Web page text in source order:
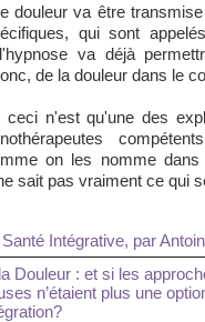
douleur va être
qui sont
va déjà
de la douleur dans le
ceci n'est qu'une des
on les nomme
sait pas vraiment ce qui
Santé Intégrative, par
Douleur : et si les
n’étaient plus une